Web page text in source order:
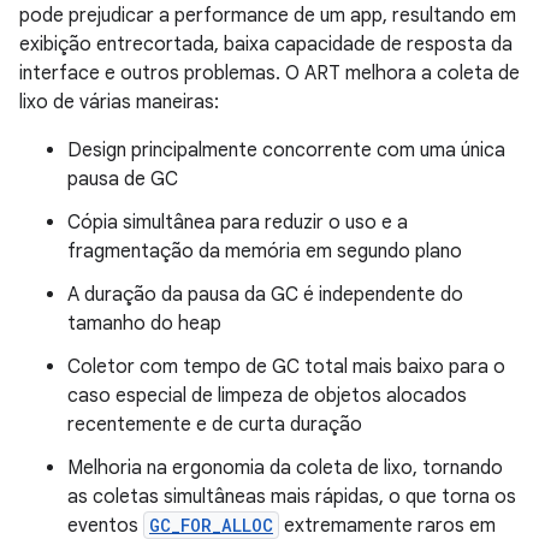
pode prejudicar a performance de um app, resultando em
exibição entrecortada, baixa capacidade de resposta da
interface e outros problemas. O ART melhora a coleta de
lixo de várias maneiras:
Design principalmente concorrente com uma única
pausa de GC
Cópia simultânea para reduzir o uso e a
fragmentação da memória em segundo plano
A duração da pausa da GC é independente do
tamanho do heap
Coletor com tempo de GC total mais baixo para o
caso especial de limpeza de objetos alocados
recentemente e de curta duração
Melhoria na ergonomia da coleta de lixo, tornando
as coletas simultâneas mais rápidas, o que torna os
eventos GC_FOR_ALLOC extremamente raros em